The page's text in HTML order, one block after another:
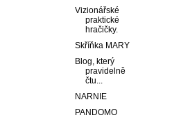
Vizionářské
praktické
hračičky.
Skříňka MARY
Blog, který
pravidelně
čtu...
NARNIE
PANDOMO